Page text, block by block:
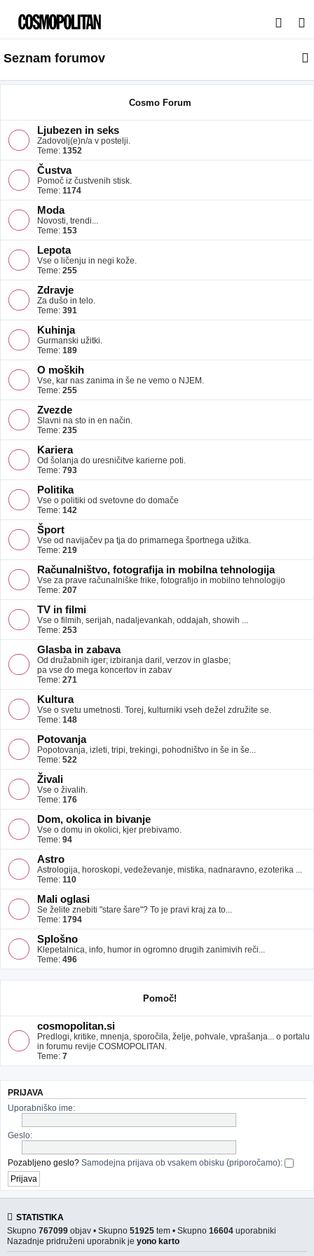
s
a
Seznam forumov
Cosmo Forum
Ljubezen in seks
Zadovolj(e)n/a v postelji.
Teme: 1352
Čustva
Pomoč iz čustvenih stisk.
Teme: 1174
Moda
Novosti, trendi...
Teme: 153
Lepota
Vse o ličenju in negi kože.
Teme: 255
Zdravje
Za dušo in telo.
Teme: 391
Kuhinja
Gurmanski užitki.
Teme: 189
O moških
Vse, kar nas zanima in še ne vemo o NJEM.
Teme: 255
Zvezde
Slavni na sto in en način.
Teme: 235
Kariera
Od šolanja do uresničitve karierne poti.
Teme: 793
Politika
Vse o politiki od svetovne do domače
Teme: 142
Šport
Vse od navijačev pa tja do primarnega športnega užitka.
Teme: 219
Računalništvo, fotografija in mobilna tehnologija
Vse za prave računalniške frike, fotografijo in mobilno tehnologijo
Teme: 207
TV in filmi
Vse o filmih, serijah, nadaljevankah, oddajah, showih ...
Teme: 253
Glasba in zabava
Od družabnih iger; izbiranja daril, verzov in glasbe;
pa vse do mega koncertov in zabav
Teme: 271
Kultura
Vse o svetu umetnosti. Torej, kulturniki vseh dežel združite se.
Teme: 148
Potovanja
Popotovanja, izleti, tripi, trekingi, pohodništvo in še in še...
Teme: 522
Živali
Vse o živalih.
Teme: 176
Dom, okolica in bivanje
Vse o domu in okolici, kjer prebivamo.
Teme: 94
Astro
Astrologija, horoskopi, vedeževanje, mistika, nadnaravno, ezoterika ...
Teme: 110
Mali oglasi
Se želite znebiti "stare šare"? To je pravi kraj za to...
Teme: 1794
Splošno
Klepetalnica, info, humor in ogromno drugih zanimivih reči...
Teme: 496
Pomoč!
cosmopolitan.si
Predlogi, kritike, mnenja, sporočila, želje, pohvale, vprašanja... o portalu
in forumu revije COSMOPOLITAN.
Teme: 7
PRIJAVA
Uporabniško ime:
Geslo:
Pozabljeno geslo? Samodejna prijava ob vsakem obisku (priporočamo):
STATISTIKA
Skupno 767099 objav • Skupno 51925 tem • Skupno 16604 uporabniki
Nazadnje pridruženi uporabnik je yono karto